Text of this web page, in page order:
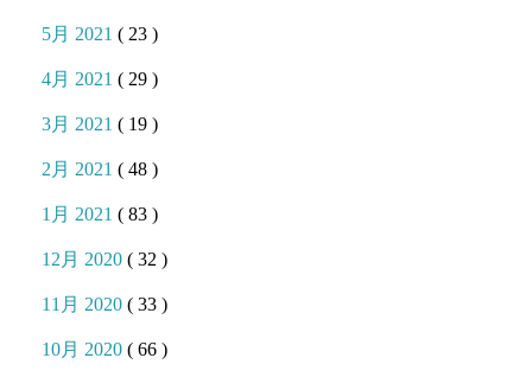
5月 2021( 23 )
4月 2021( 29 )
3月 2021( 19 )
2月 2021( 48 )
1月 2021( 83 )
12月 2020( 32 )
11月 2020( 33 )
10月 2020( 66 )